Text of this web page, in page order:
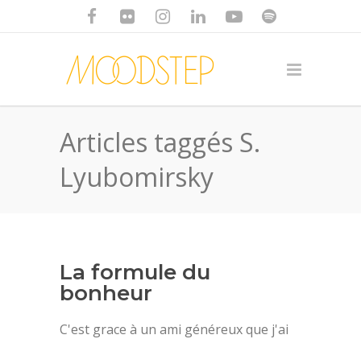
Articles taggés S.
Lyubomirsky
La formule du
bonheur
C'est grace à un ami généreux que j'ai